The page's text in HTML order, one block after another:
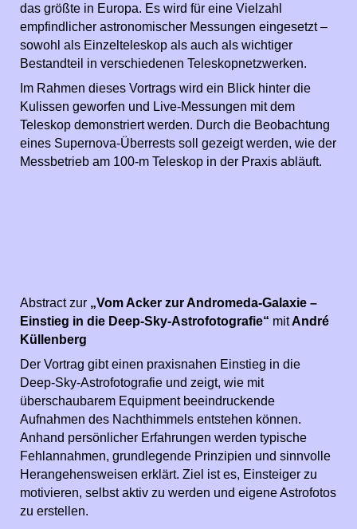
das größte in Europa. Es wird für eine Vielzahl
empfindlicher astronomischer Messungen eingesetzt –
sowohl als Einzelteleskop als auch als wichtiger
Bestandteil in verschiedenen Teleskopnetzwerken.
Im Rahmen dieses Vortrags wird ein Blick hinter die
Kulissen geworfen und Live-Messungen mit dem
Teleskop demonstriert werden. Durch die Beobachtung
eines Supernova-Überrests soll gezeigt werden, wie der
Messbetrieb am 100-m Teleskop in der Praxis abläuft.
Abstract zur „Vom Acker zur Andromeda-Galaxie –
Einstieg in die Deep-Sky-Astrofotografie“ mitAndré
Küllenberg
Der Vortrag gibt einen praxisnahen Einstieg in die
Deep-Sky-Astrofotografie und zeigt, wie mit
überschaubarem Equipment beeindruckende
Aufnahmen des Nachthimmels entstehen können.
Anhand persönlicher Erfahrungen werden typische
Fehlannahmen, grundlegende Prinzipien und sinnvolle
Herangehensweisen erklärt. Ziel ist es, Einsteiger zu
motivieren, selbst aktiv zu werden und eigene Astrofotos
zu erstellen.